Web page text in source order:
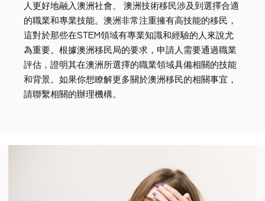
人更好地融入澳洲社會。 澳洲技術移民涉及到選擇合適
的職業和專業技能。澳洲非常注重擁有高技能的移民，
這對於那些在STEM領域有專業知識和經驗的人來說尤
為重要。根據澳洲移民局的要求，申請人需要通過職業
評估，證明其在澳洲所選擇的職業領域具備相關的技能
和背景。如果你想瞭解更多關於澳洲移民的相關事宜，
請聯繫相關的辦理機構。